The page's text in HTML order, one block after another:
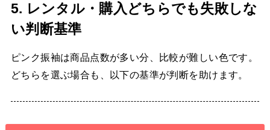
5. レンタル・購入どちらでも失敗しな
い判断基準
ピンク振袖は商品点数が多い分、比較が難しい色です。
どちらを選ぶ場合も、以下の基準が判断を助けます。